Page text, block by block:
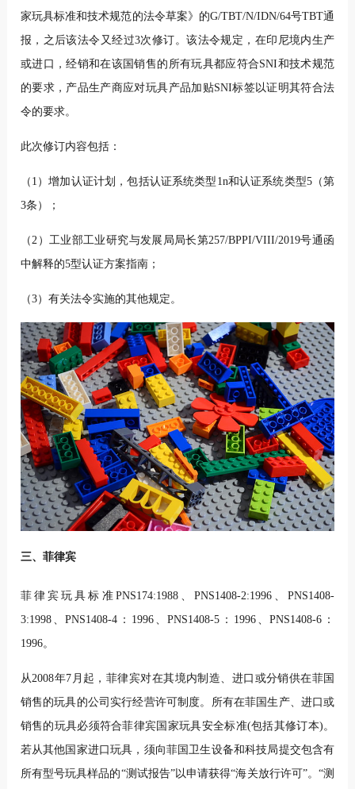
家玩具标准和技术规范的法令草案》的G/TBT/N/IDN/64号TBT通
报，之后该法令又经过3次修订。该法令规定，在印尼境内生产
或进口，经销和在该国销售的所有玩具都应符合SNI和技术规范
的要求，产品生产商应对玩具产品加贴SNI标签以证明其符合法
令的要求。
此次修订内容包括：
（1）增加认证计划，包括认证系统类型1n和认证系统类型5（第
3条）；
（2）工业部工业研究与发展局局长第257/BPPI/VIII/2019号通函
中解释的5型认证方案指南；
（3）有关法令实施的其他规定。
三、菲律宾
菲律宾玩具标准PNS174:1988、PNS1408-2:1996、PNS1408-
3:1998、PNS1408-4：1996、PNS1408-5：1996、PNS1408-6：
1996。
从2008年7月起，菲律宾对在其境内制造、进口或分销供在菲国
销售的玩具的公司实行经营许可制度。所有在菲国生产、进口或
销售的玩具必须符合菲律宾国家玩具安全标准(包括其修订本)。
若从其他国家进口玩具，须向菲国卫生设备和科技局提交包含有
所有型号玩具样品的“测试报告”以申请获得“海关放行许可”。“测